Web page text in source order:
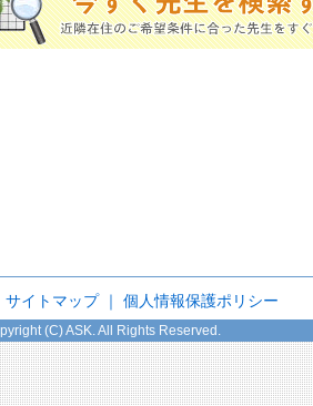
サイトマップ ｜ 個人情報保護ポリシー
(C) ASK. All Rights Reserved.